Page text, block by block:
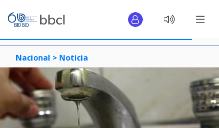
Nacional > Noticia